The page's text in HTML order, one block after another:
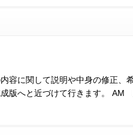
容に関して説明や中身の修正、
版へと近づけて行きます。